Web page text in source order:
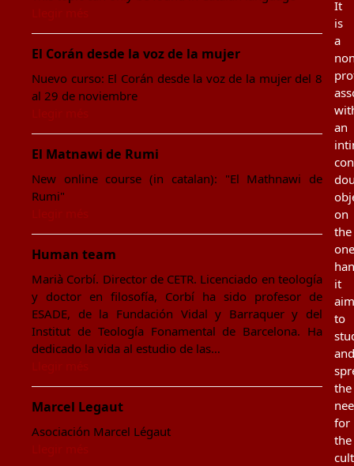
El Corán desde la voz de la mujer
Nuevo curso: El Corán desde la voz de la mujer del 8
al 29 de noviembre
El Matnawi de Rumi
New online course (in catalan): "El Mathnawi de
Rumi"
Human team
Marià Corbí. Director de CETR. Licenciado en teología
y doctor en filosofía, Corbí ha sido profesor de
ESADE, de la Fundación Vidal y Barraquer y del
Institut de Teología Fonamental de Barcelona. Ha
dedicado la vida al estudio de las…
Marcel Legaut
Asociación Marcel Légaut
It
is
a
an
on
the
one
it
to
and
the
for
the